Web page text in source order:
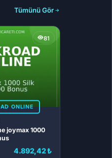
Tümünü Gör
81
ONLINE
joymax 1000
4.892,42 ₺